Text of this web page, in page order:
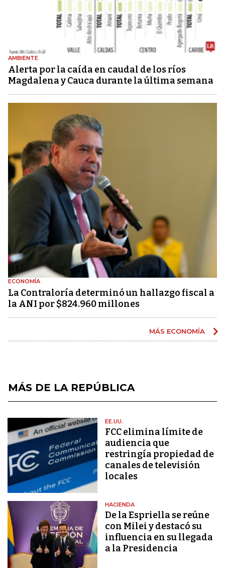
AMBIENTE
Alerta por la caída en caudal de los ríos
Magdalena y Cauca durante la última semana
ECONOMÍA
La Contraloría determinó un hallazgo fiscal a
la ANI por $824.960 millones
MÁS ECONOMÍA
MÁS DE LA REPÚBLICA
EE.UU.
FCC elimina límite de
audiencia que
restringía propiedad de
canales de televisión
locales
HACIENDA
De la Espriella se reúne
con Milei y destacó su
influencia en su llegada
a la Presidencia